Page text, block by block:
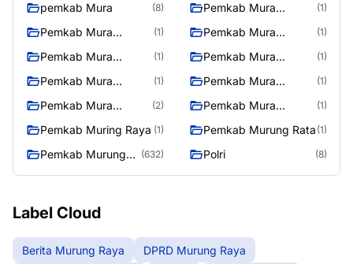
pemkab Mura (8)
Pemkab Mura
(1)
Pemkab Mura
(1)
Pemkab Mura
(1)
Pemkab Mura
(1)
Pemkab Mura
(1)
Pemkab Mura
(1)
Pemkab Mura
(1)
Pemkab Mura
(2)
Pemkab Mura
(1)
Pemkab Muring Raya (1) Pemkab Murung Rata (1)
Pemkab Murung
(632) Polri (8)
Label Cloud
Berita Murung Raya
DPRD Murung Raya